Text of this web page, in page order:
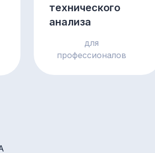
технического
анализа
для
профессионалов